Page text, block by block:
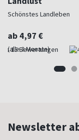
Schönstes Landleben
ab 4,97 €
(alle 2 Monate)
Newsletter